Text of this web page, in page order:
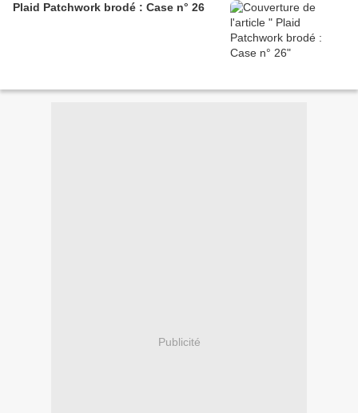
Plaid Patchwork brodé : Case n° 26
Publicité